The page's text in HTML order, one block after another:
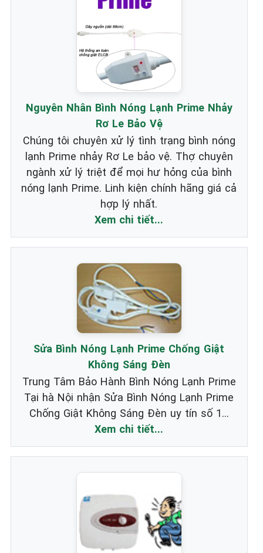
Nguyên Nhân Bình Nóng Lạnh Prime Nhảy
Rơ Le Bảo Vệ
Chúng tôi chuyên xử lý tình trạng bình nóng
lạnh Prime nhảy Rơ Le bảo vệ. Thợ chuyên
ngành xử lý triệt để mọi hư hỏng của bình
nóng lạnh Prime. Linh kiện chính hãng giá cả
hợp lý nhất.
Xem chi tiết...
Sửa Bình Nóng Lạnh Prime Chống Giật
Không Sáng Đèn
Trung Tâm Bảo Hành Bình Nóng Lạnh Prime
Tại hà Nội nhận Sửa Bình Nóng Lạnh Prime
Chống Giật Không Sáng Đèn uy tín số 1...
Xem chi tiết...